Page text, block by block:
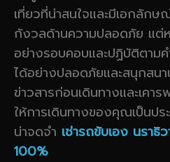
เที่ยวที่น่าสนใจและมีเอกลักษ
กังวลด้านความปลอดภัย แต่
อย่างรอบคอบและปฏิบัติตามค
ได้อย่างปลอดภัยและสนุกสน
ข่าวสารก่อนเดินทางและเค
ให้การเดินทางของคุณเป็นป
น่าจดจำ เช่ารถขับเอง นรา
100%